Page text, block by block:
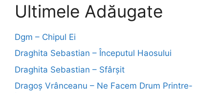
Ultimele Adăugate
Dgm – Chipul Ei
Draghita Sebastian – Începutul Haosului
Draghita Sebastian – Sfârșit
Dragoş Vrânceanu – Ne Facem Drum Printre-